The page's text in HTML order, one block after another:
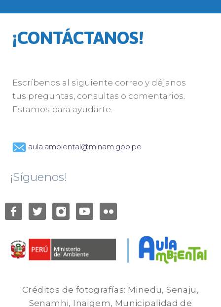
¡CONTÁCTANOS!
Escríbenos al siguiente correo y déjanos
tus preguntas, consultas o comentarios.
Estamos para ayudarte.
aula.ambiental@minam.gob.pe
¡Síguenos!
Créditos de fotografías: Minedu, Senaju,
Senamhi, Inaigem, Municipalidad de